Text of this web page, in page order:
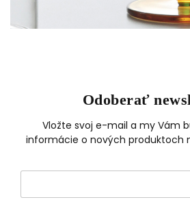
Odoberať
Vložte svoj e-mail a my Vám
informácie o nových produktoch